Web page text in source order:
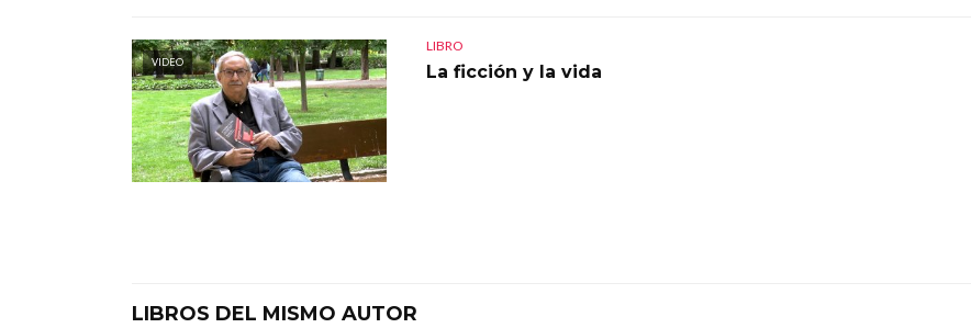
VIDEO
LIBRO
La ficción y la vida
LIBROS DEL MISMO AUTOR